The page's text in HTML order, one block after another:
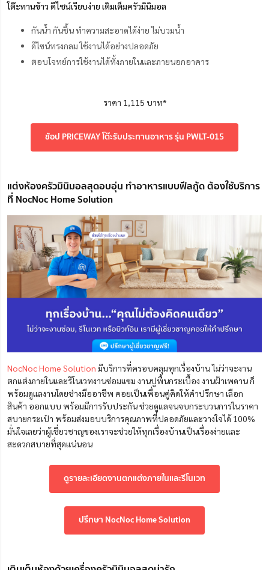
โต๊ะทานข้าว ดีไซน์เรียบง่าย เติมเต็มครัวมินิมอล
กันน้ำ กันชื้น ทำความสะอาดได้ง่าย ไม่บวมน้ำ
ดีไซน์ทรงกลม ใช้งานได้อย่างปลอดภัย
ตอบโจทย์การใช้งานได้ทั้งภายในและภายนอกอาคาร
ราคา 1,115 บาท*
ช้อป PRICEWAY โต๊ะรับประทานอาหาร รุ่น PWLT-015
แต่งห้องครัวมินิมอลสุดอบอุ่น ทำอาหารแบบฟีลกู้ด ต้องใช้บริการ
ที่ NocNoc Home Solution
NocNoc Home Solution มีบริการที่ครอบคลุมทุกเรื่องบ้าน ไม่ว่าจะงาน
ตกแต่งภายในและรีโนเวทงานซ่อมแซม งานปูพื้นกระเบื้อง งานฝ้าเพดาน ก็
พร้อมดูแลงานโดยช่างมืออาชีพ คอยเป็นเพื่อนคู่คิดให้คำปรึกษา เลือก
สินค้า ออกแบบ พร้อมมีการรับประกัน ช่วยดูแลจนจบกระบวนการในราคา
สบายกระเป๋า พร้อมส่งมอบบริการคุณภาพที่ปลอดภัยและวางใจได้ 100%
มั่นใจเลยว่าผู้เชี่ยวชาญของเราจะช่วยให้ทุกเรื่องบ้านเป็นเรื่องง่ายและ
สะดวกสบายที่สุดแน่นอน
ดูรายละเอียดงานตกแต่งภายในและรีโนเวท
ปรึกษา NocNoc Home Solution